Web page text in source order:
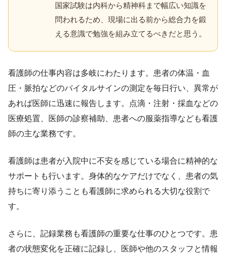
国家試験は内科から精神科まで幅広い知識を
問われるため、現場に出る前から総合力を鍛
える意識で勉強を組み立てるべきだと思う。
看護師の仕事内容は多岐にわたります。患者の体温・血
圧・脈拍などのバイタルサインの測定を毎日行い、異常が
あれば医師に迅速に報告します。点滴・注射・採血などの
医療処置、医師の診察補助、患者への服薬指導なども看護
師の主な業務です。
看護師は患者が入院中に不安を感じている場合に精神的な
サポートも行います。身体的なケアだけでなく、患者の気
持ちに寄り添うことも看護師に求められる大切な役割で
す。
さらに、記録業務も看護師の重要な仕事のひとつです。患
者の状態変化を正確に記録し、医師や他のスタッフと情報